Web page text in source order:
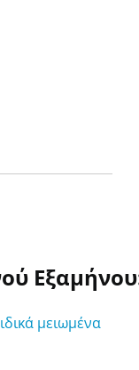
μειωμένα